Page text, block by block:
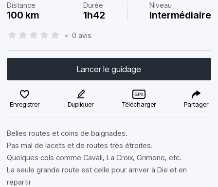
Distance
100 km
Durée
1h42
Niveau
Intermédiaire
• 0 avis
Lancer le guidage
Enregistrer Dupliquer Télécharger Partager
Belles routes et coins de baignades.
Pas mal de lacets et de routes très étroites.
Quelques cols comme Cavali, La Croix, Grimone, etc.
La seule grande route est celle pour arriver à Die et en
repartir